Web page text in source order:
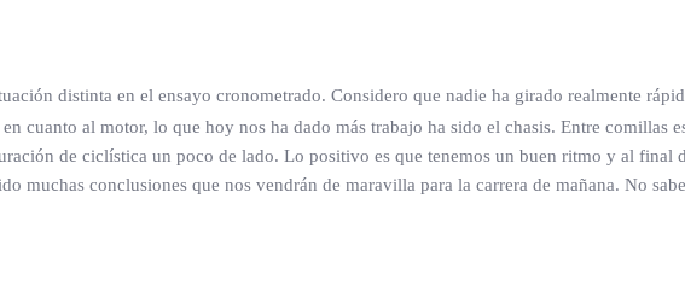
distinta en el ensayo cronometrado. Considero que nadie ha girado realmente
cuanto al motor, lo que hoy nos ha dado más trabajo ha sido el chasis. Entre comillas
de ciclística un poco de lado. Lo positivo es que tenemos un buen ritmo y al
muchas conclusiones que nos vendrán de maravilla para la carrera de mañana. No